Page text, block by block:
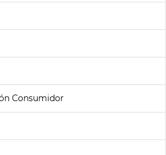
Consumidor